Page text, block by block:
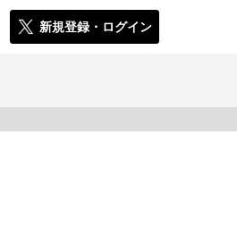
新規登録・ログイン